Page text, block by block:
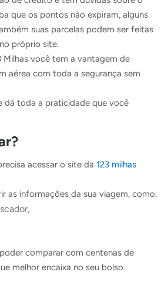
que os pontos não expiram, alguns
suas parcelas podem ser feitas
próprio site.
Milhas você tem a vantagem de
aérea com toda a segurança sem
dá toda a praticidade que você
acessar o site da 123 milhas
as informações da sua viagem, como:
comparar com centenas de
melhor encaixa no seu bolso.